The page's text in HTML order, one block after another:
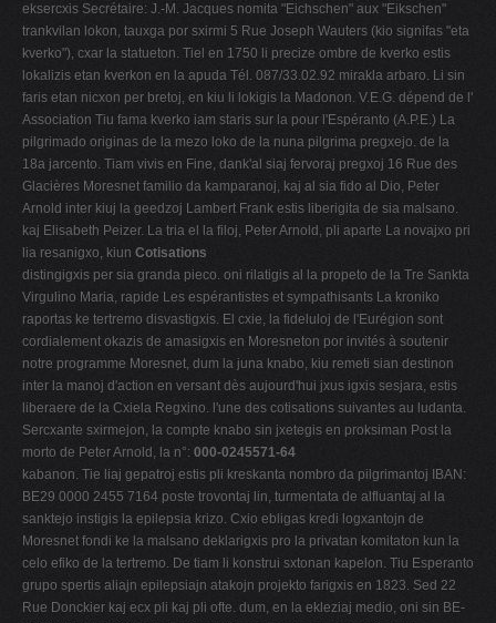
eksercxis Secrétaire: J.-M. Jacques nomita "Eichschen" aux "Eikschen"
trankvilan lokon, tauxga por sxirmi 5 Rue Joseph Wauters (kio signifas "eta
kverko"), cxar la statueton. Tiel en 1750 li precize ombre de kverko estis
lokalizis etan kverkon en la apuda Tél. 087/33.02.92 mirakla arbaro. Li sin
faris etan nicxon per bretoj, en kiu li lokigis la Madonon. V.E.G. dépend de l'
Association Tiu fama kverko iam staris sur la pour l'Espéranto (A.P.E.) La
pilgrimado originas de la mezo loko de la nuna pilgrima pregxejo. de la
18a jarcento. Tiam vivis en Fine, dank'al siaj fervoraj pregxoj 16 Rue des
Glacières Moresnet familio da kamparanoj, kaj al sia fido al Dio, Peter
Arnold inter kiuj la geedzoj Lambert Frank estis liberigita de sia malsano.
kaj Elisabeth Peizer. La tria el la filoj, Peter Arnold, pli aparte La novajxo pri
lia resanigxo, kiun Cotisations
distingigxis per sia granda pieco. oni rilatigis al la propeto de la Tre Sankta
Virgulino Maria, rapide Les espérantistes et sympathisants La kroniko
raportas ke tertremo disvastigxis. El cxie, la fideluloj de l'Eurégion sont
cordialement okazis de amasigxis en Moresneton por invités à soutenir
notre programme Moresnet, dum la juna knabo, kiu remeti sian destinon
inter la manoj d'action en versant dès aujourd'hui jxus igxis sesjara, estis
liberaere de la Cxiela Regxino. l'une des cotisations suivantes au ludanta.
Sercxante sxirmejon, la compte knabo sin jxetegis en proksiman Post la
morto de Peter Arnold, la n°: 000-0245571-64
kabanon. Tie liaj gepatroj estis pli kreskanta nombro da pilgrimantoj IBAN:
BE29 0000 2455 7164 poste trovontaj lin, turmentata de alfluantaj al la
sanktejo instigis la epilepsia krizo. Cxio ebligas kredi logxantojn de
Moresnet fondi ke la malsano deklarigxis pro la privatan komitaton kun la
celo efiko de la tertremo. De tiam li konstrui sxtonan kapelon. Tiu Esperanto
grupo spertis aliajn epilepsiajn atakojn projekto farigxis en 1823. Sed 22
Rue Donckier kaj ecx pli kaj pli ofte. dum, en la ekleziaj medio, oni sin BE-